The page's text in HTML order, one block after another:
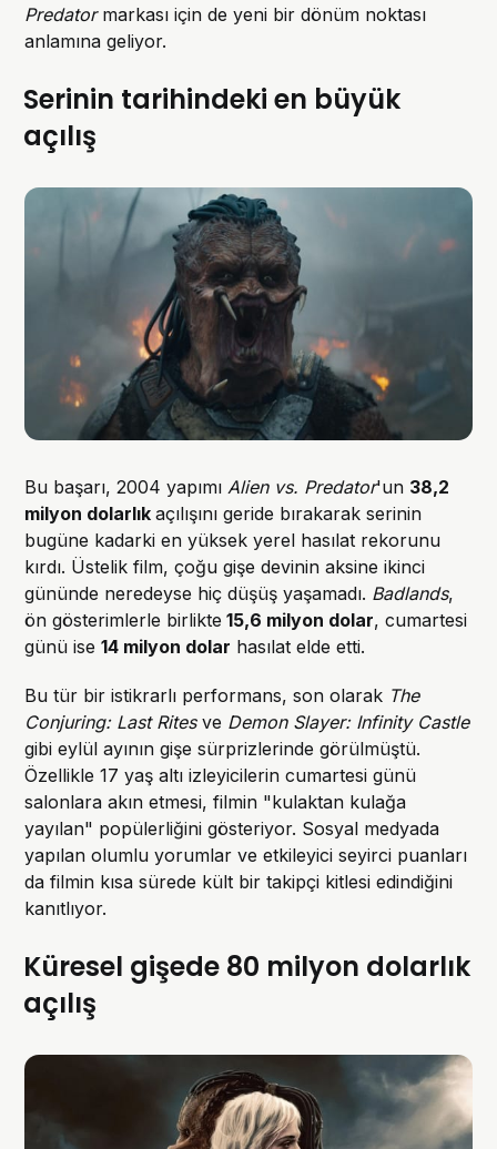
Predatormarkası için de yeni bir dönüm noktası
anlamına geliyor.
Serinin tarihindeki en büyük
açılış
Bu başarı, 2004 yapımı Alien vs. Predator'un 38,2
milyon dolarlıkaçılışını geride bırakarak serinin
bugüne kadarki en yüksek yerel hasılat rekorunu
kırdı. Üstelik film, çoğu gişe devinin aksine ikinci
gününde neredeyse hiç düşüş yaşamadı. Badlands,
ön gösterimlerle birlikte 15,6 milyon dolar, cumartesi
günü ise14 milyon dolar hasılat elde etti.
Bu tür bir istikrarlı performans, son olarak The
Conjuring: Last Ritesve Demon Slayer: Infinity Castle
gibi eylül ayının gişe sürprizlerinde görülmüştü.
Özellikle 17 yaş altı izleyicilerin cumartesi günü
salonlara akın etmesi, filmin "kulaktan kulağa
yayılan" popülerliğini gösteriyor. Sosyal medyada
yapılan olumlu yorumlar ve etkileyici seyirci puanları
da filmin kısa sürede kült bir takipçi kitlesi edindiğini
kanıtlıyor.
Küresel gişede 80 milyon dolarlık
açılış